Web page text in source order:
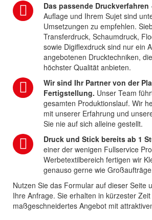
Das passende Druckverfahren
Auflage und Ihrem Sujet sind
Umsetzungen zu empfehlen.
Transferdruck, Schaumdruck,
sowie Digiflexdruck sind nur ein
angebotenen Drucktechniken,
höchster Qualität anbieten.
Wir sind Ihr Partner von der
Fertigstellung. Unser Team
gesamten Produktionslauf. Wir
mit unserer Erfahrung und
Sie nie auf sich alleine gestellt.
Druck und Stick bereits ab 1
einer der wenigen Fullservice
Werbetextilbereich fertigen wir
genauso gerne wie
Nutzen Sie das Formular auf dieser Seite
Ihre Anfrage. Sie erhalten in kürzester
maßgeschneidertes Angebot mit